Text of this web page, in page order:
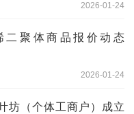
2026-01-24
二聚体商品报价动态
2026-01-24
坊（个体工商户）成立